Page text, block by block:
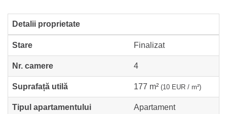
Detalii proprietate
Stare Finalizat
Nr. camere 4
Suprafață utilă 177 m² (10 EUR / m²)
Tipul apartamentului Apartament